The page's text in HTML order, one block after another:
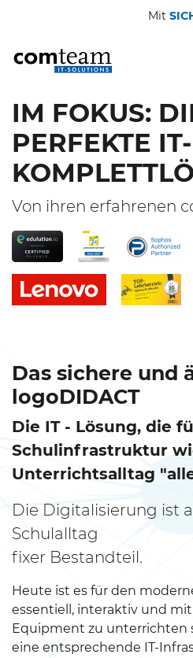
Mit
IM FOKUS:
PERFEKTE IT-
Von ihren erfahrenen
Das sichere und
logoDIDACT
Die IT - Lösung, die
Schulinfrastruktur
Unterrichtsalltag
Die Digitalisierung ist
Schulalltag
fixer Bestandteil.
Heute ist es für den
essentiell, interaktiv und
Equipment zu unterrichten
eine entsprechende IT-